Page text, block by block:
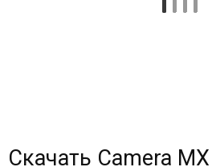
Скачать Camera